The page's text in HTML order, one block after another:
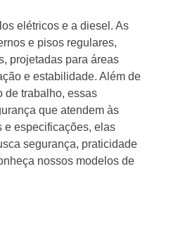
elétricos e a diesel. As
e pisos regulares,
projetadas para áreas
e estabilidade. Além de
de trabalho, essas
que atendem às
e especificações, elas
segurança, praticidade
nossos modelos de